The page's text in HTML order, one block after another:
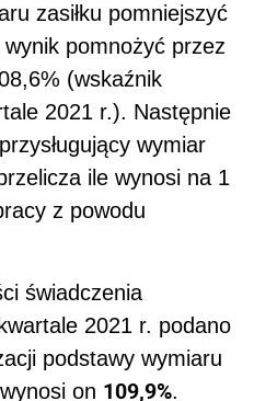
zasiłku pomniejszyć
pomnożyć przez
(wskaźnik
2021 r.). Następnie
wymiar
ile wynosi na 1
z powodu
świadczenia
2021 r. podano
podstawy wymiaru
on 109,9%.